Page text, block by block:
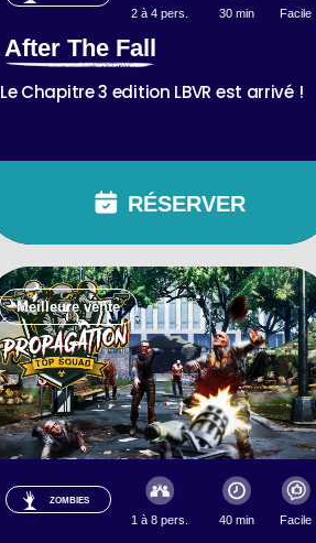
2 à 4 pers. 30 min Facile
After The Fall
Le Chapitre 3 edition LBVR est arrivé !
RÉSERVER
Meilleure vente
ZOMBIES
1 à 8 pers. 40 min Facile